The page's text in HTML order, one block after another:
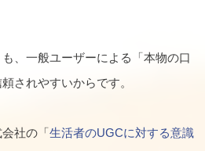
、一般ユーザーによる「本物の口
されやすいからです。
社の「生活者のUGCに対する意識